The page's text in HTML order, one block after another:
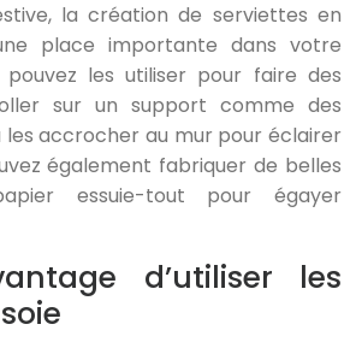
la création de serviettes en
place importante dans votre
pouvez les utiliser pour faire des
sur un support comme des
les accrocher au mur pour éclairer
également fabriquer de belles
essuie-tout pour égayer
d’utiliser les